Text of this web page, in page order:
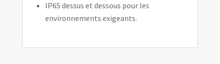
IP65 dessus et dessous pour les
environnements exigeants.